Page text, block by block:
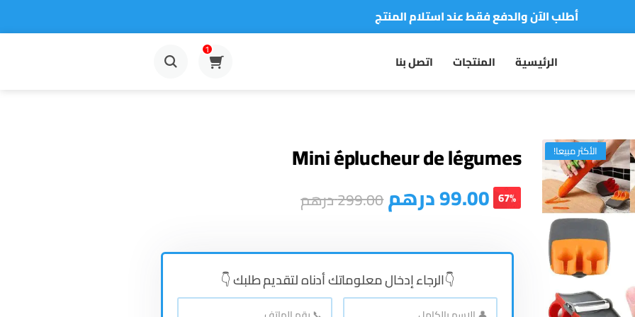
أطلب الآن والدفع فقط عند استلام المنتج
الرئيسية المنتجات اتصل بنا
1
الأكثر مبيعا!
Mini éplucheur de légumes
99.00درهم299.00درهم 67%
👇الرجاء إدخال معلوماتك أدناه لتقديم طلبك 👇
👤
📞